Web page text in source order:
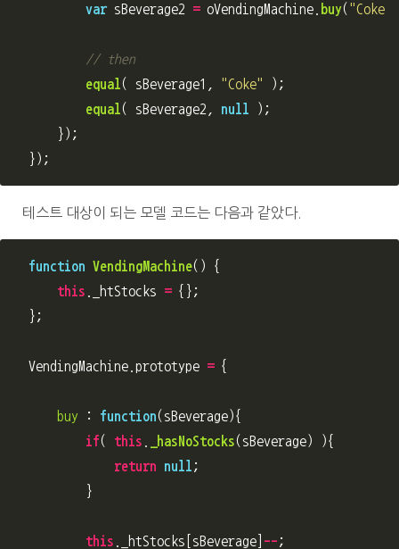
var sBeverage2 = oVendingMachine buy( "Coke
// then
equal ( sBeverage1 "Coke"
);
equal ( sBeverage2 null
);
});
});
테스트 대상이 되는 모델 코드는 다음과 같았다.
function VendingMachine()
{
this
_htStocks = {};
};
VendingMachine prototype = {
buy : function( sBeverage){
if( this _hasNoStocks( sBeverage)
){
return
null ;
}
this _htStocks sBeverage -- ;